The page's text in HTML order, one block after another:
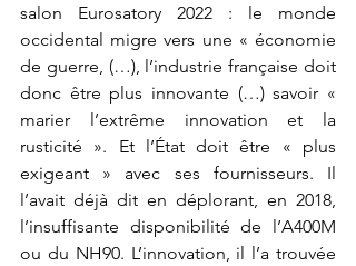
salon Eurosatory 2022 : le monde
occidental migre vers une « économie
de guerre, (…), l’industrie française doit
donc être plus innovante (…) savoir «
marier l’extrême innovation et la
rusticité ». Et l’État doit être « plus
exigeant » avec ses fournisseurs. Il
l’avait déjà dit en déplorant, en 2018,
l’insuffisante disponibilité de l’A400M
ou du NH90. L’innovation, il l’a trouvée